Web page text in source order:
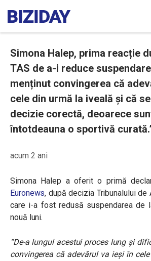
Simona Halep, prima reacție
TAS de a-i reduce
menținut convingerea că
cele din urmă la iveală și că
decizie corectă, deoarece
întotdeauna o sportivă
acum 2 ani
Simona Halep a oferit o primă
Euronews, după decizia Tribunalului de
care i-a fost redusă suspendarea de
nouă luni.
“De-a lungul acestui proces lung și
convingerea că adevărul va ieși în